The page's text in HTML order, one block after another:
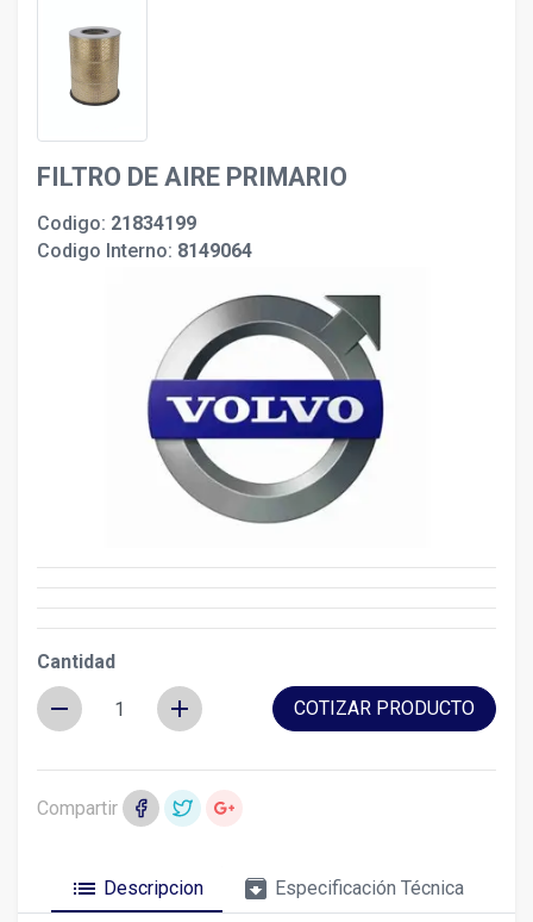
FILTRO DE AIRE PRIMARIO
Codigo: 21834199
Codigo Interno: 8149064
Cantidad
remove add COTIZAR PRODUCTO
Compartir
list Descripcion archive Especificación Técnica